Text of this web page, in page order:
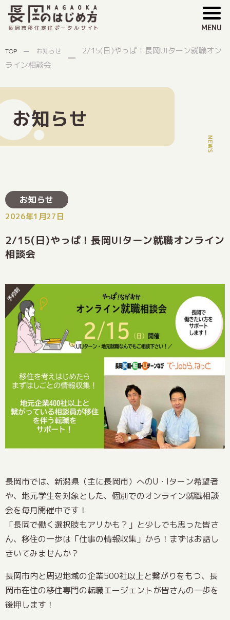
長岡市移住定住ポータルサイト MENU
TOP お知らせ
2/15(日)やっぱ！長岡UIターン就職オン
ライン相談会
お知らせ
お知らせ
2026年1月27日
2/15(日)やっぱ！長岡UIターン就職オンライン
相談会
長岡市では、新潟県（主に長岡市）へのU・Iターン希望者
や、地元学生を対象とした、個別でのオンライン就職相談
会を毎月開催中です！
「長岡で働く選択肢もアリかも？」と少しでも思った皆さ
ん、移住の一歩は「仕事の情報収集」から！まずはお話し
きいてみませんか？
長岡市内と周辺地域の企業500社以上と繋がりをもつ、長
岡市在住の移住専門の転職エージェントが皆さんの一歩を
後押します！